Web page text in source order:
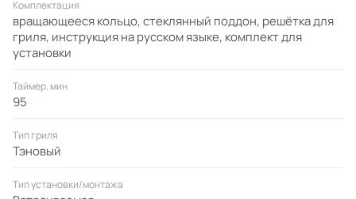
Комплектация
вращающееся кольцо, стеклянный поддон, решётка для
гриля, инструкция на русском языке, комплект для
установки
Таймер, мин
95
Тип гриля
Тэновый
Тип установки/монтажа